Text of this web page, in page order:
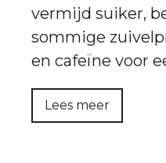
vermijd suiker,
sommige
en cafeïne voor
Lees meer